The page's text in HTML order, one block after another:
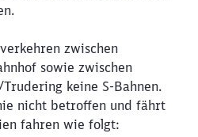
zwischen
sowie zwischen
keine S-Bahnen.
nicht betroffen und fährt
fahren wie folgt: